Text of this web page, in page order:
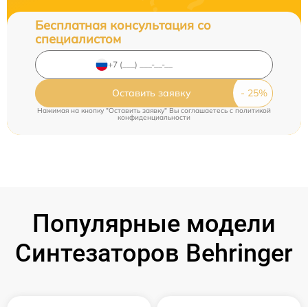
Бесплатная консультация со
специалистом
Оставить заявку
Нажимая на кнопку "Оставить заявку" Вы соглашаетесь cполитикой
конфиденциальности
Популярные модели
Синтезаторов Behringer